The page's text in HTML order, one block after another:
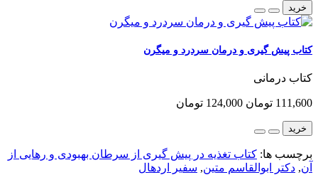
خرید
کتاب پیش گیری و درمان سردرد و میگرن
کتاب درمانی
111,600 تومان 124,000 تومان
خرید
برچسب ها: کتاب تغذیه در پیش گیری از سرطان بهبودی و رهایی از
آن, دکتر ابوالقاسم متین, سفیر اردهال